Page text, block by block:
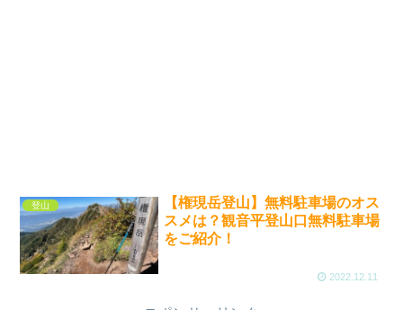
登山
【権現岳登山】無料駐車場のオス
スメは？観音平登山口無料駐車場
をご紹介！
2022.12.11